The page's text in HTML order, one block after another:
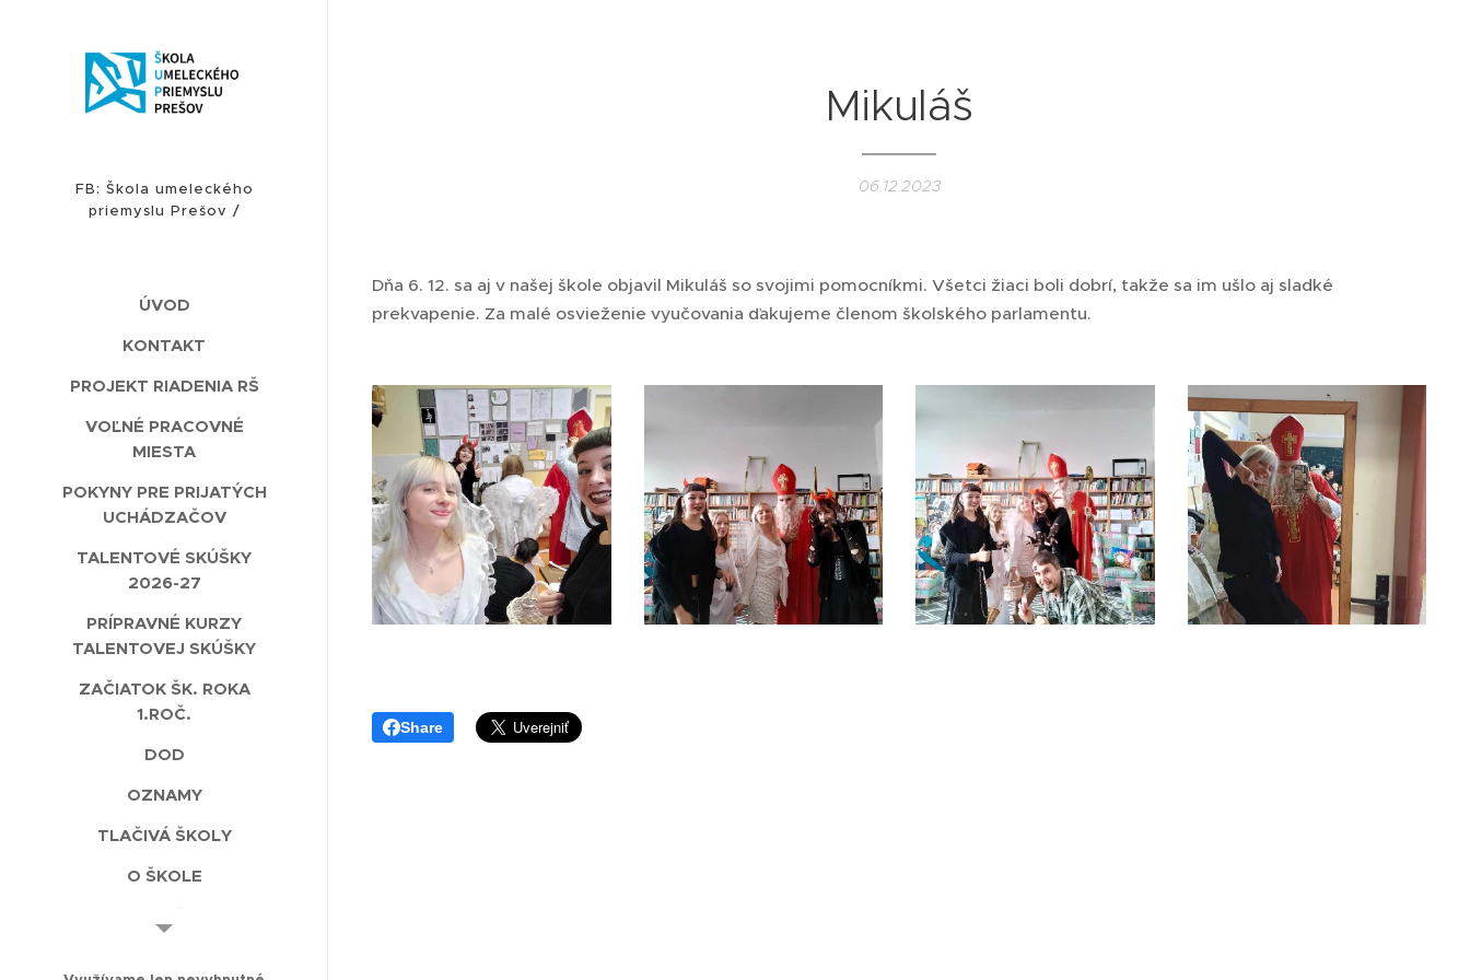
FB: Škola umeleckého
priemyslu Prešov /
ÚVOD
KONTAKT
PROJEKT RIADENIA RŠ
VOĽNÉ PRACOVNÉ
MIESTA
POKYNY PRE PRIJATÝCH
UCHÁDZAČOV
TALENTOVÉ SKÚŠKY
2026-27
PRÍPRAVNÉ KURZY
TALENTOVEJ SKÚŠKY
ZAČIATOK ŠK. ROKA
1.ROČ.
DOD
OZNAMY
TLAČIVÁ ŠKOLY
O ŠKOLE
Mikuláš
06.12.2023
Dňa 6. 12. sa aj v našej škole objavil Mikuláš so svojimi pomocníkmi. Všetci žiaci boli dobrí, takže sa im ušlo aj sladké
prekvapenie. Za malé osvieženie vyučovania ďakujeme členom školského parlamentu.
Share